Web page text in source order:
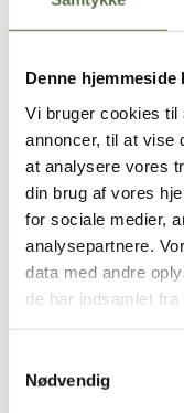
Denne
Vi bruger cookies til
annoncer, til at vise
at analysere vores
din brug af vores
for sociale medier,
analysepartnere.
data med andre
de har indsamlet fra
Nødvendig
2
bageblanding
4 spsk.
1 god håndfuld
4 skiver cheddar
1 lille æble (fx
0,5 rødløg i tynde
6–8 skiver